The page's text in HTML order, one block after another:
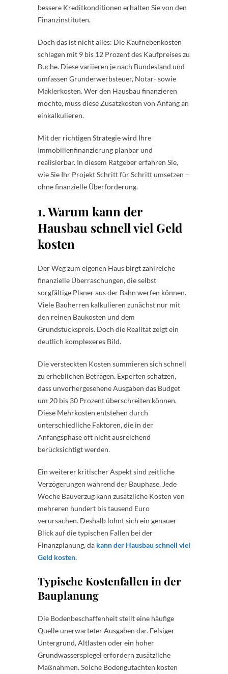
bessere Kreditkonditionen erhalten Sie von den
Finanzinstituten.
Doch das ist nicht alles: Die Kaufnebenkosten
schlagen mit 9 bis 12 Prozent des Kaufpreises zu
Buche. Diese variieren je nach Bundesland und
umfassen Grunderwerbsteuer, Notar- sowie
Maklerkosten. Wer den Hausbau finanzieren
möchte, muss diese Zusatzkosten von Anfang an
einkalkulieren.
Mit der richtigen Strategie wird Ihre
Immobilienfinanzierung planbar und
realisierbar. In diesem Ratgeber erfahren Sie,
wie Sie Ihr Projekt Schritt für Schritt umsetzen –
ohne finanzielle Überforderung.
1. Warum kann der
Hausbau schnell viel Geld
kosten
Der Weg zum eigenen Haus birgt zahlreiche
finanzielle Überraschungen, die selbst
sorgfältige Planer aus der Bahn werfen können.
Viele Bauherren kalkulieren zunächst nur mit
den reinen Baukosten und dem
Grundstückspreis. Doch die Realität zeigt ein
deutlich komplexeres Bild.
Die versteckten Kosten summieren sich schnell
zu erheblichen Beträgen. Experten schätzen,
dass unvorhergesehene Ausgaben das Budget
um 20 bis 30 Prozent überschreiten können.
Diese Mehrkosten entstehen durch
unterschiedliche Faktoren, die in der
Anfangsphase oft nicht ausreichend
berücksichtigt werden.
Ein weiterer kritischer Aspekt sind zeitliche
Verzögerungen während der Bauphase. Jede
Woche Bauverzug kann zusätzliche Kosten von
mehreren hundert bis tausend Euro
verursachen. Deshalb lohnt sich ein genauer
Blick auf die typischen Fallen bei der
Finanzplanung, da kann der Hausbau schnell viel
Geld kosten.
Typische Kostenfallen in der
Bauplanung
Die Bodenbeschaffenheit stellt eine häufige
Quelle unerwarteter Ausgaben dar. Felsiger
Untergrund, Altlasten oder ein hoher
Grundwasserspiegel erfordern zusätzliche
Maßnahmen. Solche Bodengutachten kosten